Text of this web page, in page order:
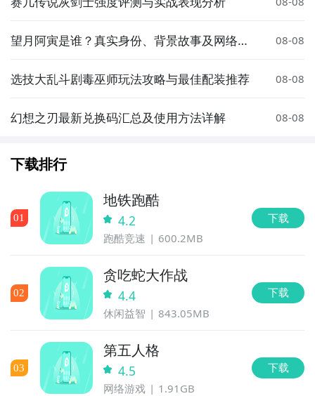
望月阿寅是谁？真实身份、背景故事及网络热
08-08
选技大乱斗剧毒巫师玩法攻略与最佳配装推荐 08-08
幻想之刃最新兑换码汇总及使用方法详解 08-08
下载排行
01
地铁跑酷
4.2
跑酷竞速 600.2MB
下载
02
贪吃蛇大作战
4.4
休闲益智 843.05MB
下载
03
第五人格
4.5
网络游戏 1.91GB
下载